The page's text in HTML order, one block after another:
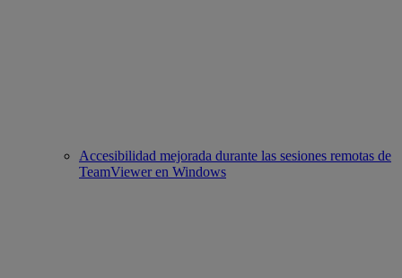
Accesibilidad mejorada durante las sesiones remotas de
TeamViewer en Windows